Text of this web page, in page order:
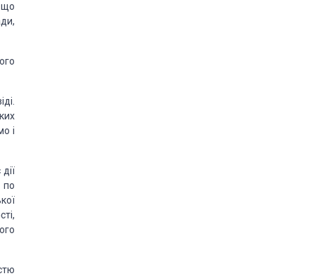
що
і
по